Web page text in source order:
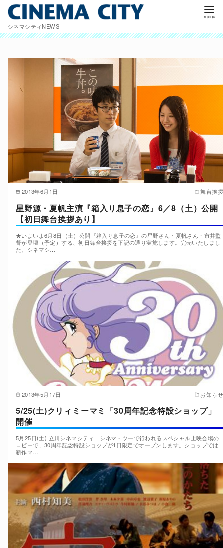
テ
シネマシティNEWS
2013年6月1日 舞台挨拶
星野源・夏帆主演『箱入り息子の恋』6／8（土）公開
【初日舞台挨拶あり】
★いよいよ6月8日（土）公開『箱入り息子の恋』の星野さん・夏帆さん・市井監
督が登壇（予定）する、初日舞台挨拶を下記の通り実施します。完売いたしまし
た。シネマシ…
2013年5月17日 お知らせ
5/25(土)クリィミーマミ「30周年記念特設ショップ」
開催
5月25日(土) 立川シネマシティ シネマ・ツーで行われるスペシャル上映会場の
ロビーで、30周年記念特設ショップが1日限定でオープンします。ショップでは
新作マ…